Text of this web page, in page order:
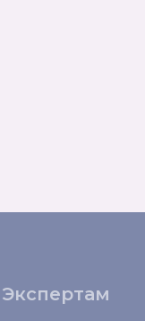
Экспертам